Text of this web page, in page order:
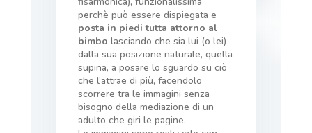
perchè può essere dispiegata e
posta in piedi tutta attorno al
bimbo lasciando che sia lui (o lei)
dalla sua posizione naturale, quella
supina, a posare lo sguardo su ciò
che l’attrae di più, facendolo
scorrere tra le immagini senza
bisogno della mediazione di un
adulto che giri le pagine.